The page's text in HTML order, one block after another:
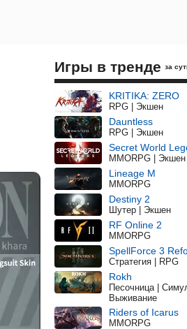
Игры в тренде за
KRITIKA: ZERO
RPG | Экшен
Dauntless
RPG | Экшен
Secret World
MMORPG | Экшен
Lineage M
MMORPG
Destiny 2
Шутер | Экшен
RF Online 2
MMORPG
SpellForce 3
Стратегия | RPG
Rokh
Песочница |
Выживание
Riders of Icarus
MMORPG